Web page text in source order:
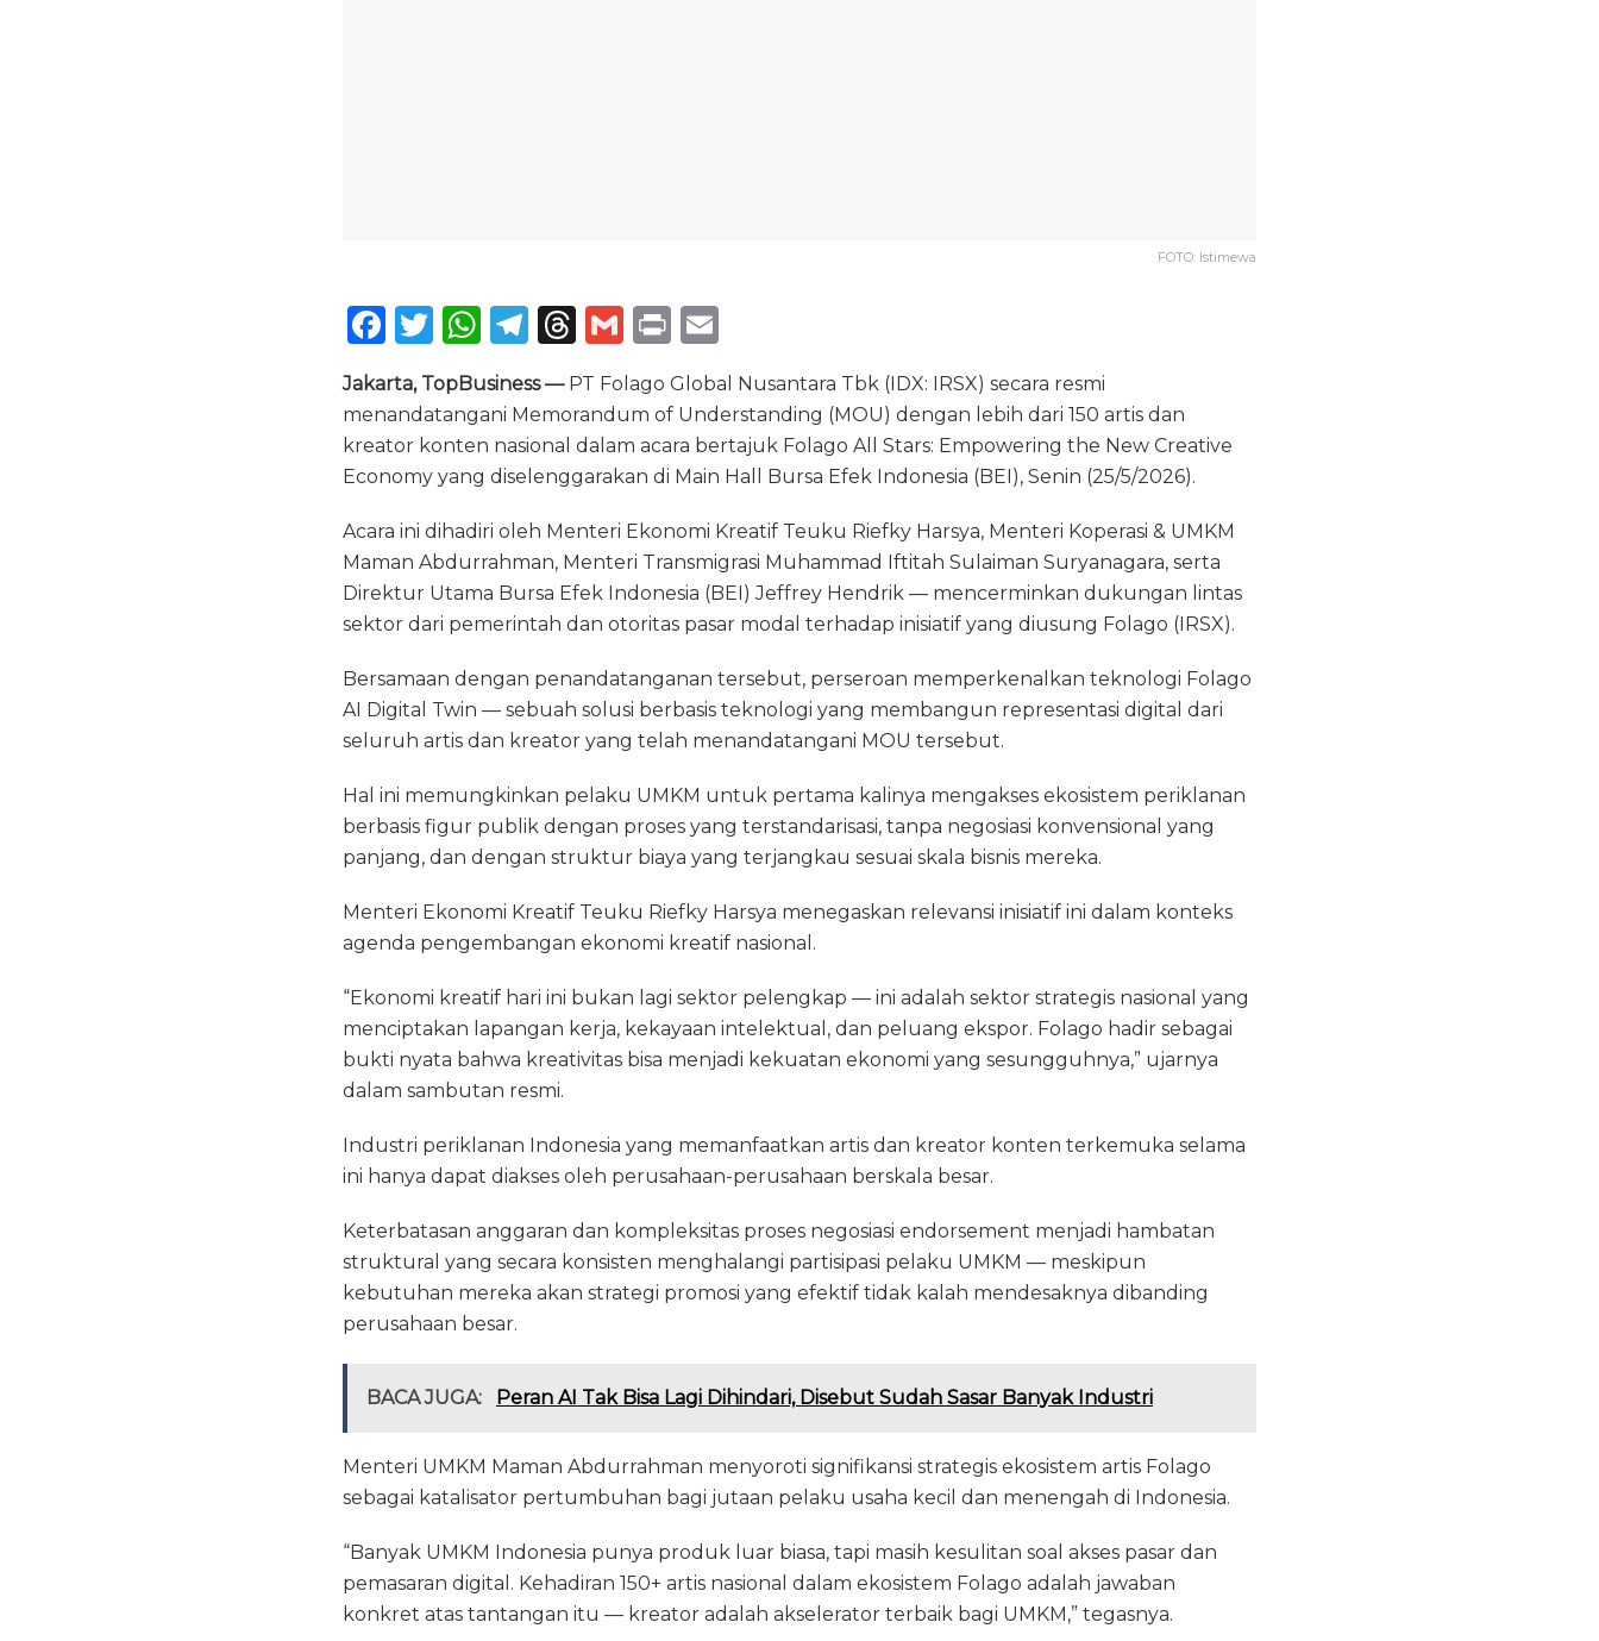
FOTO: Istimewa
F
c
e
b
o
o
k
T
it
te
r
W
h
a
ts
A
p
p
T
e
g
ra
m
T
re
a
d
s
G
ai
l
P
n
t
ai
l
Jakarta, TopBusiness —PT Folago Global Nusantara Tbk (IDX: IRSX) secara resmi
menandatangani Memorandum of Understanding (MOU) dengan lebih dari 150 artis dan
kreator konten nasional dalam acara bertajuk Folago All Stars: Empowering the New Creative
Economy yang diselenggarakan di Main Hall Bursa Efek Indonesia (BEI), Senin (25/5/2026).
Acara ini dihadiri oleh Menteri Ekonomi Kreatif Teuku Riefky Harsya, Menteri Koperasi & UMKM
Maman Abdurrahman, Menteri Transmigrasi Muhammad Iftitah Sulaiman Suryanagara, serta
Direktur Utama Bursa Efek Indonesia (BEI) Jeffrey Hendrik — mencerminkan dukungan lintas
sektor dari pemerintah dan otoritas pasar modal terhadap inisiatif yang diusung Folago (IRSX).
Bersamaan dengan penandatanganan tersebut, perseroan memperkenalkan teknologi Folago
AI Digital Twin — sebuah solusi berbasis teknologi yang membangun representasi digital dari
seluruh artis dan kreator yang telah menandatangani MOU tersebut.
Hal ini memungkinkan pelaku UMKM untuk pertama kalinya mengakses ekosistem periklanan
berbasis figur publik dengan proses yang terstandarisasi, tanpa negosiasi konvensional yang
panjang, dan dengan struktur biaya yang terjangkau sesuai skala bisnis mereka.
Menteri Ekonomi Kreatif Teuku Riefky Harsya menegaskan relevansi inisiatif ini dalam konteks
agenda pengembangan ekonomi kreatif nasional.
“Ekonomi kreatif hari ini bukan lagi sektor pelengkap — ini adalah sektor strategis nasional yang
menciptakan lapangan kerja, kekayaan intelektual, dan peluang ekspor. Folago hadir sebagai
bukti nyata bahwa kreativitas bisa menjadi kekuatan ekonomi yang sesungguhnya,” ujarnya
dalam sambutan resmi.
Industri periklanan Indonesia yang memanfaatkan artis dan kreator konten terkemuka selama
ini hanya dapat diakses oleh perusahaan-perusahaan berskala besar.
Keterbatasan anggaran dan kompleksitas proses negosiasi endorsement menjadi hambatan
struktural yang secara konsisten menghalangi partisipasi pelaku UMKM — meskipun
kebutuhan mereka akan strategi promosi yang efektif tidak kalah mendesaknya dibanding
perusahaan besar.
BACA JUGA: Peran AI Tak Bisa Lagi Dihindari, Disebut Sudah Sasar Banyak Industri
Menteri UMKM Maman Abdurrahman menyoroti signifikansi strategis ekosistem artis Folago
sebagai katalisator pertumbuhan bagi jutaan pelaku usaha kecil dan menengah di Indonesia.
“Banyak UMKM Indonesia punya produk luar biasa, tapi masih kesulitan soal akses pasar dan
pemasaran digital. Kehadiran 150+ artis nasional dalam ekosistem Folago adalah jawaban
konkret atas tantangan itu — kreator adalah akselerator terbaik bagi UMKM,” tegasnya.